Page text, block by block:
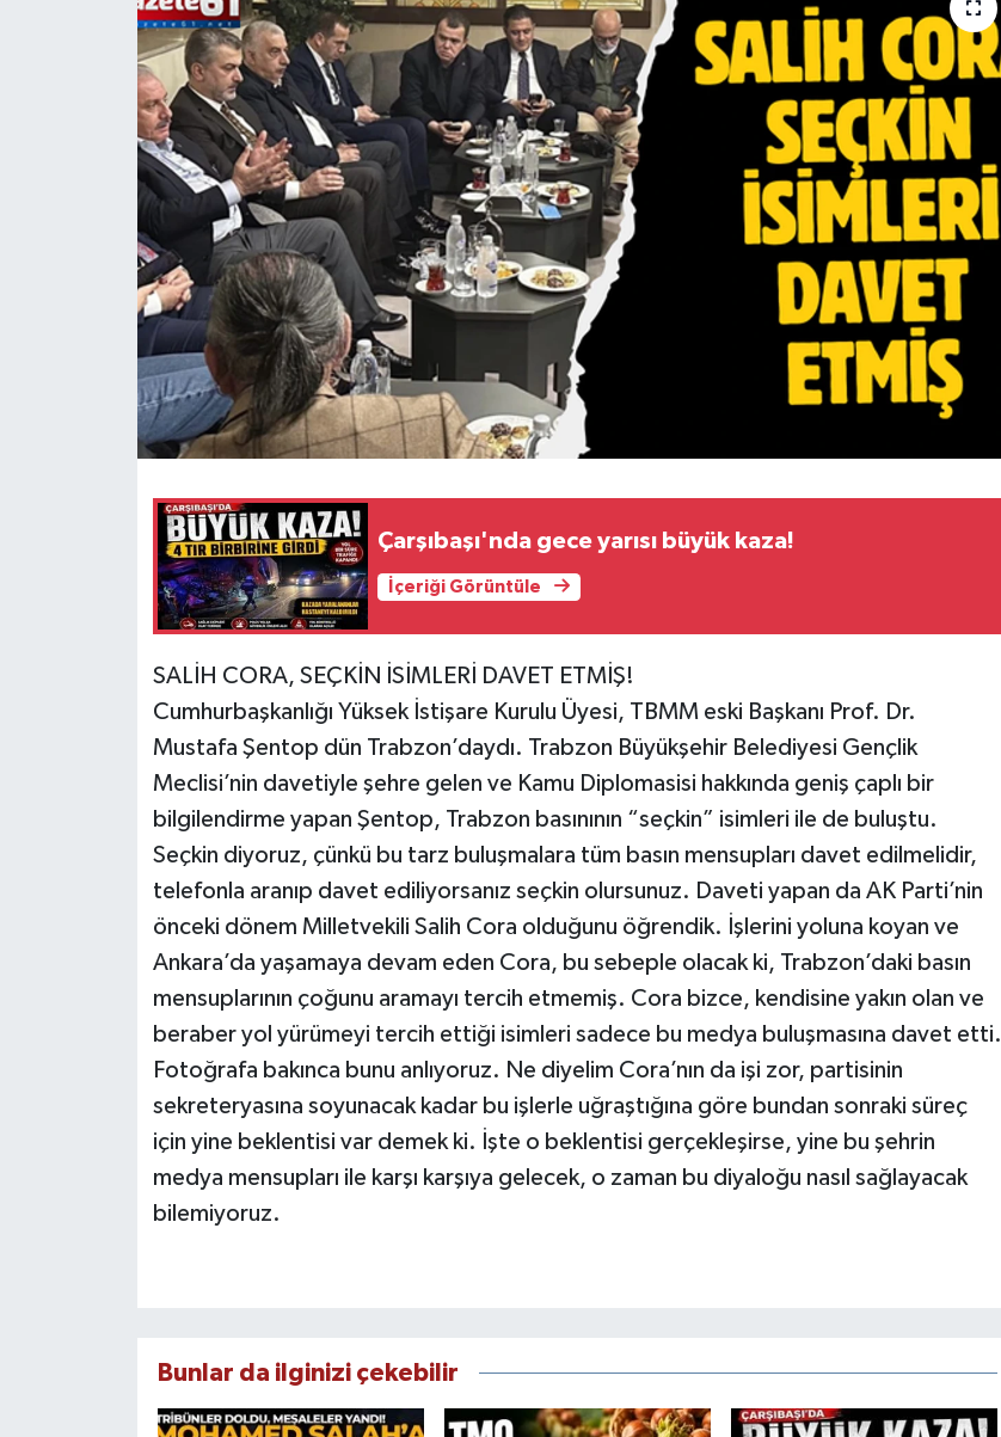
Çarşıbaşı'nda gece yarısı büyük kaza!
İçeriği Görüntüle
SALİH CORA, SEÇKİN İSİMLERİ DAVET ETMİŞ!
Cumhurbaşkanlığı Yüksek İstişare Kurulu Üyesi, TBMM eski Başkanı Prof. Dr.
Mustafa Şentop dün Trabzon’daydı. Trabzon Büyükşehir Belediyesi Gençlik
Meclisi’nin davetiyle şehre gelen ve Kamu Diplomasisi hakkında geniş çaplı bir
bilgilendirme yapan Şentop, Trabzon basınının “seçkin” isimleri ile de buluştu.
Seçkin diyoruz, çünkü bu tarz buluşmalara tüm basın mensupları davet edilmelidir,
telefonla aranıp davet ediliyorsanız seçkin olursunuz. Daveti yapan da AK Parti’nin
önceki dönem Milletvekili Salih Cora olduğunu öğrendik. İşlerini yoluna koyan ve
Ankara’da yaşamaya devam eden Cora, bu sebeple olacak ki, Trabzon’daki basın
mensuplarının çoğunu aramayı tercih etmemiş. Cora bizce, kendisine yakın olan ve
beraber yol yürümeyi tercih ettiği isimleri sadece bu medya buluşmasına davet etti.
Fotoğrafa bakınca bunu anlıyoruz. Ne diyelim Cora’nın da işi zor, partisinin
sekreteryasına soyunacak kadar bu işlerle uğraştığına göre bundan sonraki süreç
için yine beklentisi var demek ki. İşte o beklentisi gerçekleşirse, yine bu şehrin
medya mensupları ile karşı karşıya gelecek, o zaman bu diyaloğu nasıl sağlayacak
bilemiyoruz.
Bunlar da ilginizi çekebilir